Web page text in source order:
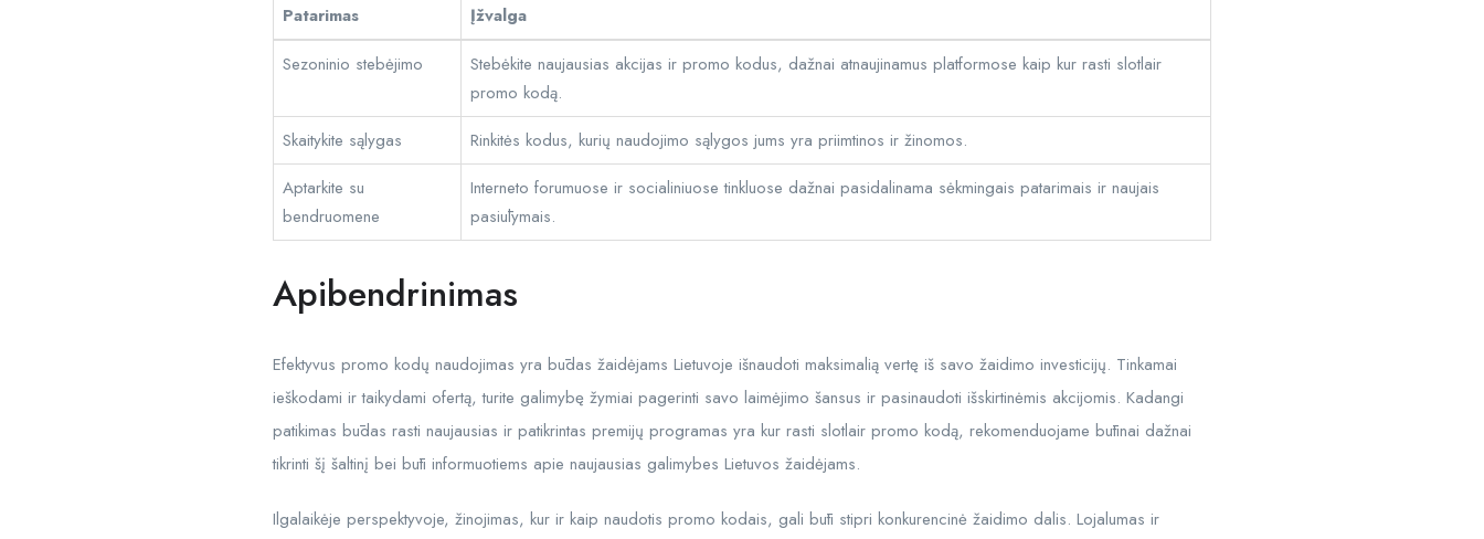
Patarimas
Įžvalga
Sezoninio stebėjimo
Stebėkite naujausias akcijas ir promo kodus, dažnai atnaujinamus platformose kaip kur rasti slotlair
promo kodą.
Skaitykite sąlygas
Rinkitės kodus, kurių naudojimo sąlygos jums yra priimtinos ir žinomos.
Aptarkite su
bendruomene
Interneto forumuose ir socialiniuose tinkluose dažnai pasidalinama sėkmingais patarimais ir naujais
pasiūlymais.
Apibendrinimas
Efektyvus promo kodų naudojimas yra būdas žaidėjams Lietuvoje išnaudoti maksimalią vertę iš savo žaidimo investicijų. Tinkamai
ieškodami ir taikydami ofertą, turite galimybę žymiai pagerinti savo laimėjimo šansus ir pasinaudoti išskirtinėmis akcijomis. Kadangi
patikimas būdas rasti naujausias ir patikrintas premijų programas yra kur rasti slotlair promo kodą, rekomenduojame būtinai dažnai
tikrinti šį šaltinį bei būti informuotiems apie naujausias galimybes Lietuvos žaidėjams.
Ilgalaikėje perspektyvoje, žinojimas, kur ir kaip naudotis promo kodais, gali būti stipri konkurencinė žaidimo dalis. Lojalumas ir